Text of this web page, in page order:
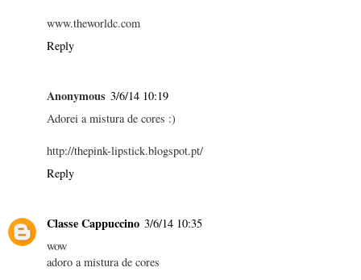
www.theworldc.com
Reply
Anonymous 3/6/14 10:19
Adorei a mistura de cores :)
http://thepink-lipstick.blogspot.pt/
Reply
Classe Cappuccino 3/6/14 10:35
wow
adoro a mistura de cores